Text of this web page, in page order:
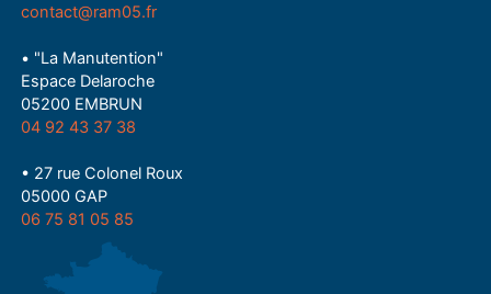
contact@ram05.fr
• "La Manutention"
Espace Delaroche
05200 EMBRUN
04 92 43 37 38
• 27 rue Colonel Roux
05000 GAP
06 75 81 05 85